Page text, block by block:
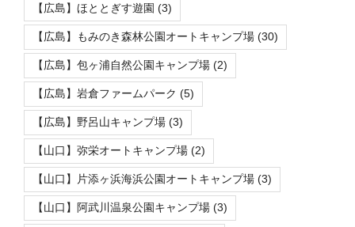
【広島】ほととぎす遊園 (3)
【広島】もみのき森林公園オートキャンプ場 (30)
【広島】包ヶ浦自然公園キャンプ場 (2)
【広島】岩倉ファームパーク (5)
【広島】野呂山キャンプ場 (3)
【山口】弥栄オートキャンプ場 (2)
【山口】片添ヶ浜海浜公園オートキャンプ場 (3)
【山口】阿武川温泉公園キャンプ場 (3)